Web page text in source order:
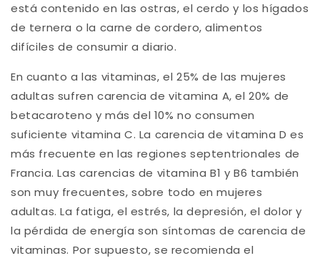
está contenido en las ostras, el cerdo y los hígados
de ternera o la carne de cordero, alimentos
difíciles de consumir a diario.
En cuanto a las vitaminas, el 25% de las mujeres
adultas sufren carencia de vitamina A, el 20% de
betacaroteno y más del 10% no consumen
suficiente vitamina C. La carencia de vitamina D es
más frecuente en las regiones septentrionales de
Francia. Las carencias de vitamina B1 y B6 también
son muy frecuentes, sobre todo en mujeres
adultas. La fatiga, el estrés, la depresión, el dolor y
la pérdida de energía son síntomas de carencia de
vitaminas. Por supuesto, se recomienda el